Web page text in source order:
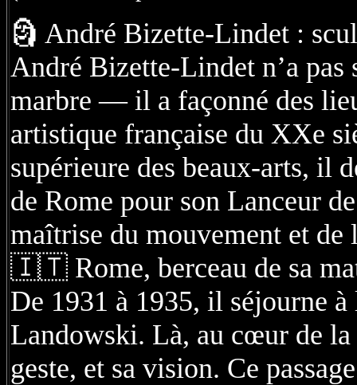
🗿 André Bizette-Lindet :
André Bizette-Lindet n’a
marbre — il a façonné des
artistique française du XXe
supérieure des beaux-arts, il
de Rome pour son Lanceur
maîtrise du mouvement et de
🇮🇹 Rome, berceau de sa
De 1931 à 1935, il séjourne
Landowski. Là, au cœur de
geste, et sa vision. Ce